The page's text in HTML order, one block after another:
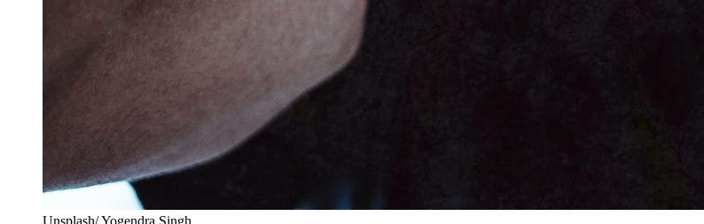
Unsplash/ Yogendra Singh